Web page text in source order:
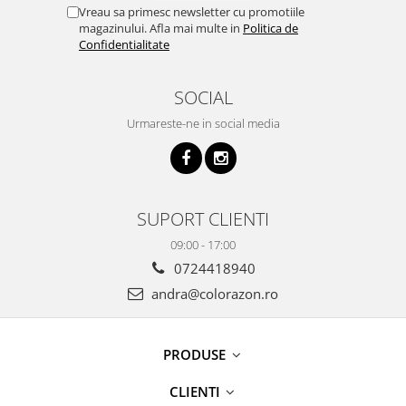
Vreau sa primesc newsletter cu promotiile
magazinului. Afla mai multe in Politica de
Confidentialitate
SOCIAL
Urmareste-ne in social media
SUPORT CLIENTI
09:00 - 17:00
0724418940
andra@colorazon.ro
PRODUSE
CLIENTI